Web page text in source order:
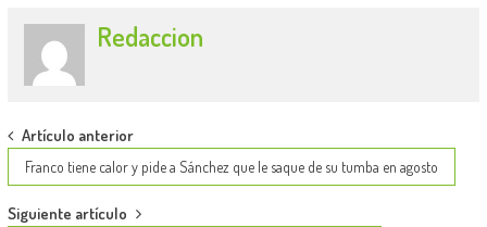
Redaccion
Post
navigation
Artículo anterior
Franco tiene calor y pide a Sánchez que le saque de su tumba en agosto
Siguiente artículo